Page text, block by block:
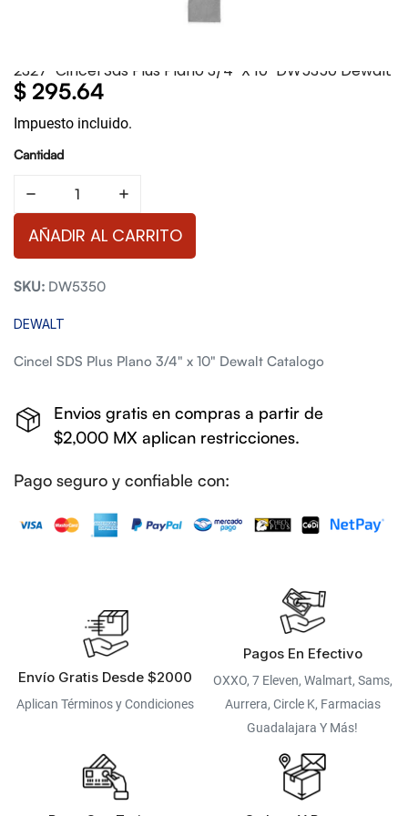
2327-Cincel Sds Plus Plano 3/4" X 10" DW5350 Dewalt
Precio
regular
$ 295.64
Impuesto incluido.
Cantidad
AÑADIR AL CARRITO
SKU: DW5350
DEWALT
Cincel SDS Plus Plano 3/4" x 10" Dewalt Catalogo
Envios gratis en compras a partir de
$2,000 MX aplican restricciones.
Pago seguro y confiable con:
Envío Gratis Desde $2000
Aplican Términos y Condiciones
Pagos En Efectivo
OXXO, 7 Eleven, Walmart, Sams,
Aurrera, Circle K, Farmacias
Guadalajara Y Más!